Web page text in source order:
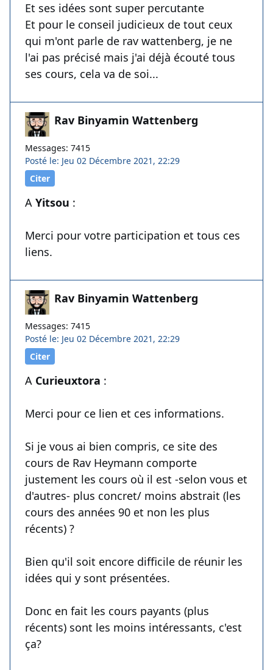
Et ses idées sont super percutante
Et pour le conseil judicieux de tout ceux
qui m'ont parle de rav wattenberg, je ne
l'ai pas précisé mais j'ai déjà écouté tous
ses cours, cela va de soi...
Rav Binyamin Wattenberg
Messages: 7415
Posté le: Jeu 02 Décembre 2021, 22:29
Citer
A Yitsou :
Merci pour votre participation et tous ces
liens.
Rav Binyamin Wattenberg
Messages: 7415
Posté le: Jeu 02 Décembre 2021, 22:29
Citer
A Curieuxtora :
Merci pour ce lien et ces informations.
Si je vous ai bien compris, ce site des
cours de Rav Heymann comporte
justement les cours où il est -selon vous et
d'autres- plus concret/ moins abstrait (les
cours des années 90 et non les plus
récents) ?
Bien qu'il soit encore difficile de réunir les
idées qui y sont présentées.
Donc en fait les cours payants (plus
récents) sont les moins intéressants, c'est
ça?